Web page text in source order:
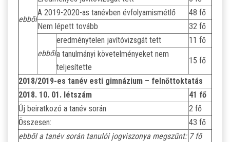
ebből
A 2019-2020-as tanévben évfolyamismétlő
48 fő
Nem lépett tovább
32 fő
ebből
eredménytelen javítóvizsgát tett
11 fő
a tanulmányi követelményeket nem
teljesítette
15 fő
2018/2019-es tanév esti gimnázium – felnőttoktatás
2018. 10. 01. létszám
41 fő
Új beiratkozó a tanév során
2 fő
Összesen:
43 fő
ebből a tanév során tanulói jogviszonya megszűnt: 7 fő